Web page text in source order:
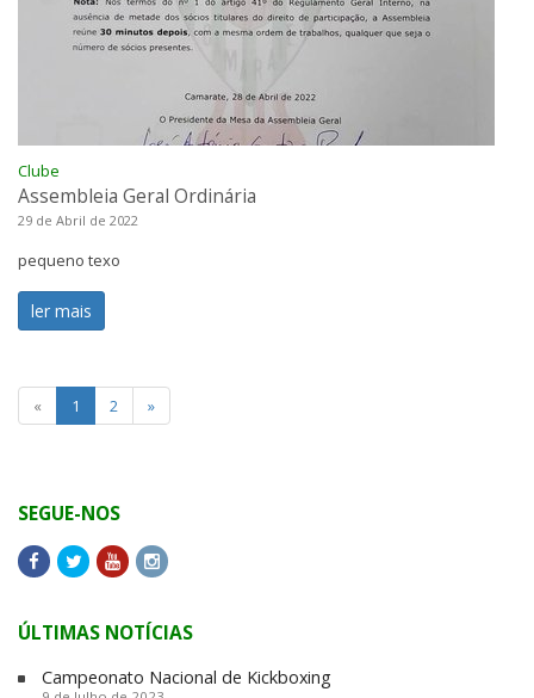
Clube
Assembleia Geral Ordinária
29 de Abril de 2022
pequeno texo
ler mais
« 1 2 »
SEGUE-NOS
ÚLTIMAS NOTÍCIAS
Campeonato Nacional de Kickboxing